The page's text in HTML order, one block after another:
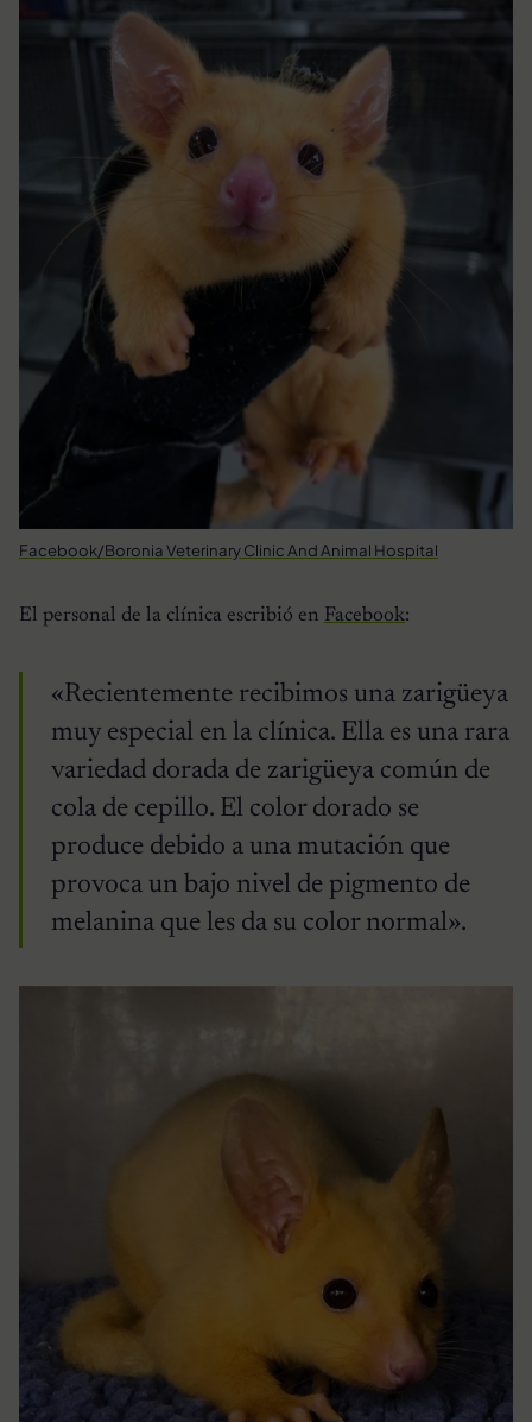
Facebook/Boronia Veterinary Clinic And Animal Hospital
El personal de la clínica escribió en Facebook:
«Recientemente recibimos una zarigüeya
muy especial en la clínica. Ella es una rara
variedad dorada de zarigüeya común de
cola de cepillo. El color dorado se
produce debido a una mutación que
provoca un bajo nivel de pigmento de
melanina que les da su color normal».